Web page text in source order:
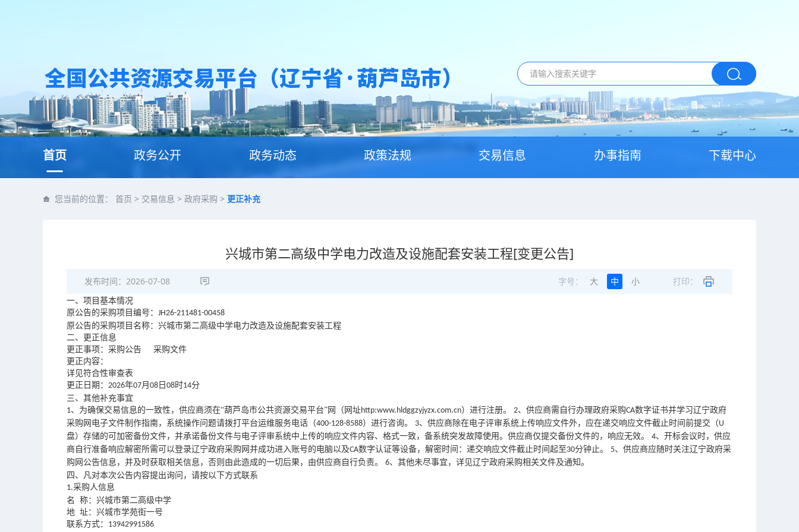
首页 政务公开 政务动态 政策法规 交易信息 办事指南 下载中心
您当前的位置： 首页 > 交易信息 > 政府采购 > 更正补充
兴城市第二高级中学电力改造及设施配套安装工程[变更公告]
发布时间： 2026-07-08 字号： 大 中 小 打印：
一、项目基本情况
原公告的采购项目编号： JH26-211481-00458
原公告的采购项目名称：兴城市第二高级中学电力改造及设施配套安装工程
二、更正信息
更正事项：采购公告
采购文件
更正内容：
详见符合性审查表
更正日期： 2026年07月 08 日 08时14分
三、其他补充事宜
1、为确保交易信息的一致性，供应商须在“葫芦岛市公共资源交易平台”网（网址http:www.hldggzyjyzx.com.cn）进行注册。 2、供应商需自行办理政府采购CA数字证书并学习辽宁政府
采购网电子文件制作指南，系统操作问题请拨打平台运维服务电话（400-128-8588）进行咨询。 3、供应商除在电子评审系统上传响应文件外，应在递交响应文件截止时间前提交（U
盘）存储的可加密备份文件，并承诺备份文件与电子评审系统中上传的响应文件内容、格式一致，备系统突发故障使用。供应商仅提交备份文件的，响应无效。 4、开标会议时，供应
商自行准备响应解密所需可以登录辽宁政府采购网并成功进入账号的电脑以及CA数字认证等设备，解密时间：递交响应文件截止时间起至30分钟止。 5、供应商应随时关注辽宁政府采
购网公告信息，并及时获取相关信息，否则由此造成的一切后果，由供应商自行负责。 6、其他未尽事宜，详见辽宁政府采购相关文件及通知。
四、凡对本次公告内容提出询问，请按以下方式联系
1.采购人信息
名
称：兴城市第二高级中学
地 址：兴城市学苑街一号
联系方式： 13942991586